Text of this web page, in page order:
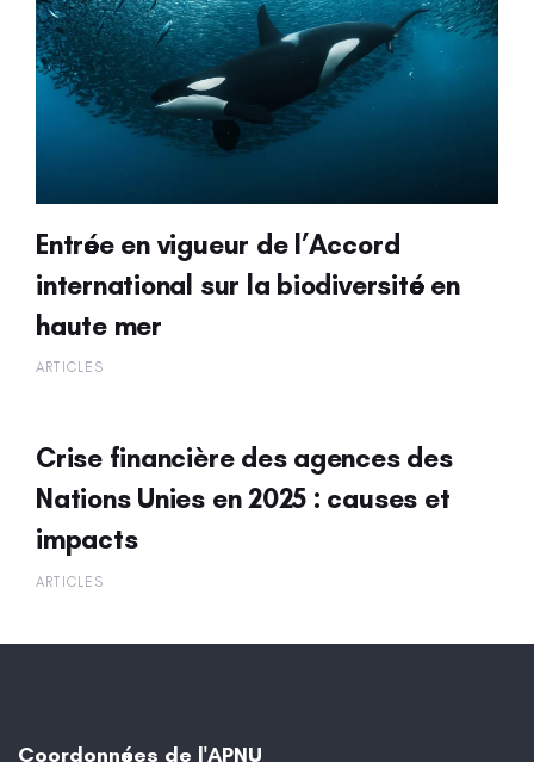
Entrée en vigueur de l’Accord
international sur la biodiversité en
haute mer
ARTICLES
Crise financière des agences des
Nations Unies en 2025 : causes et
impacts
ARTICLES
Coordonnées de l'APNU